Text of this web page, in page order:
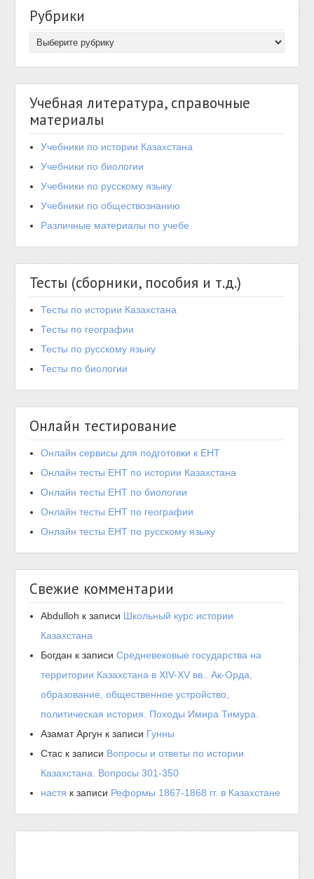
Рубрики
Учебная литература, справочные
материалы
Учебники по истории Казахстана
Учебники по биологии
Учебники по русскому языку
Учебники по обществознанию
Различные материалы по учебе
Тесты (сборники, пособия и т.д.)
Тесты по истории Казахстана
Тесты по географии
Тесты по русскому языку
Тесты по биологии
Онлайн тестирование
Онлайн сервисы для подготовки к ЕНТ
Онлайн тесты ЕНТ по истории Казахстана
Онлайн тесты ЕНТ по биологии
Онлайн тесты ЕНТ по географии
Онлайн тесты ЕНТ по русскому языку
Свежие комментарии
Abdulloh к записи Школьный курс истории
Казахстана
Богдан к записиСредневековые государства на
территории Казахстана в XIV-XV вв.. Ак-Орда,
образование, общественное устройство,
политическая история. Походы Имира Тимура.
Азамат Аргун к записи Гунны
Стас к записи Вопросы и ответы по истории
Казахстана. Вопросы 301-350
настя к записи Реформы 1867-1868 гг. в Казахстане